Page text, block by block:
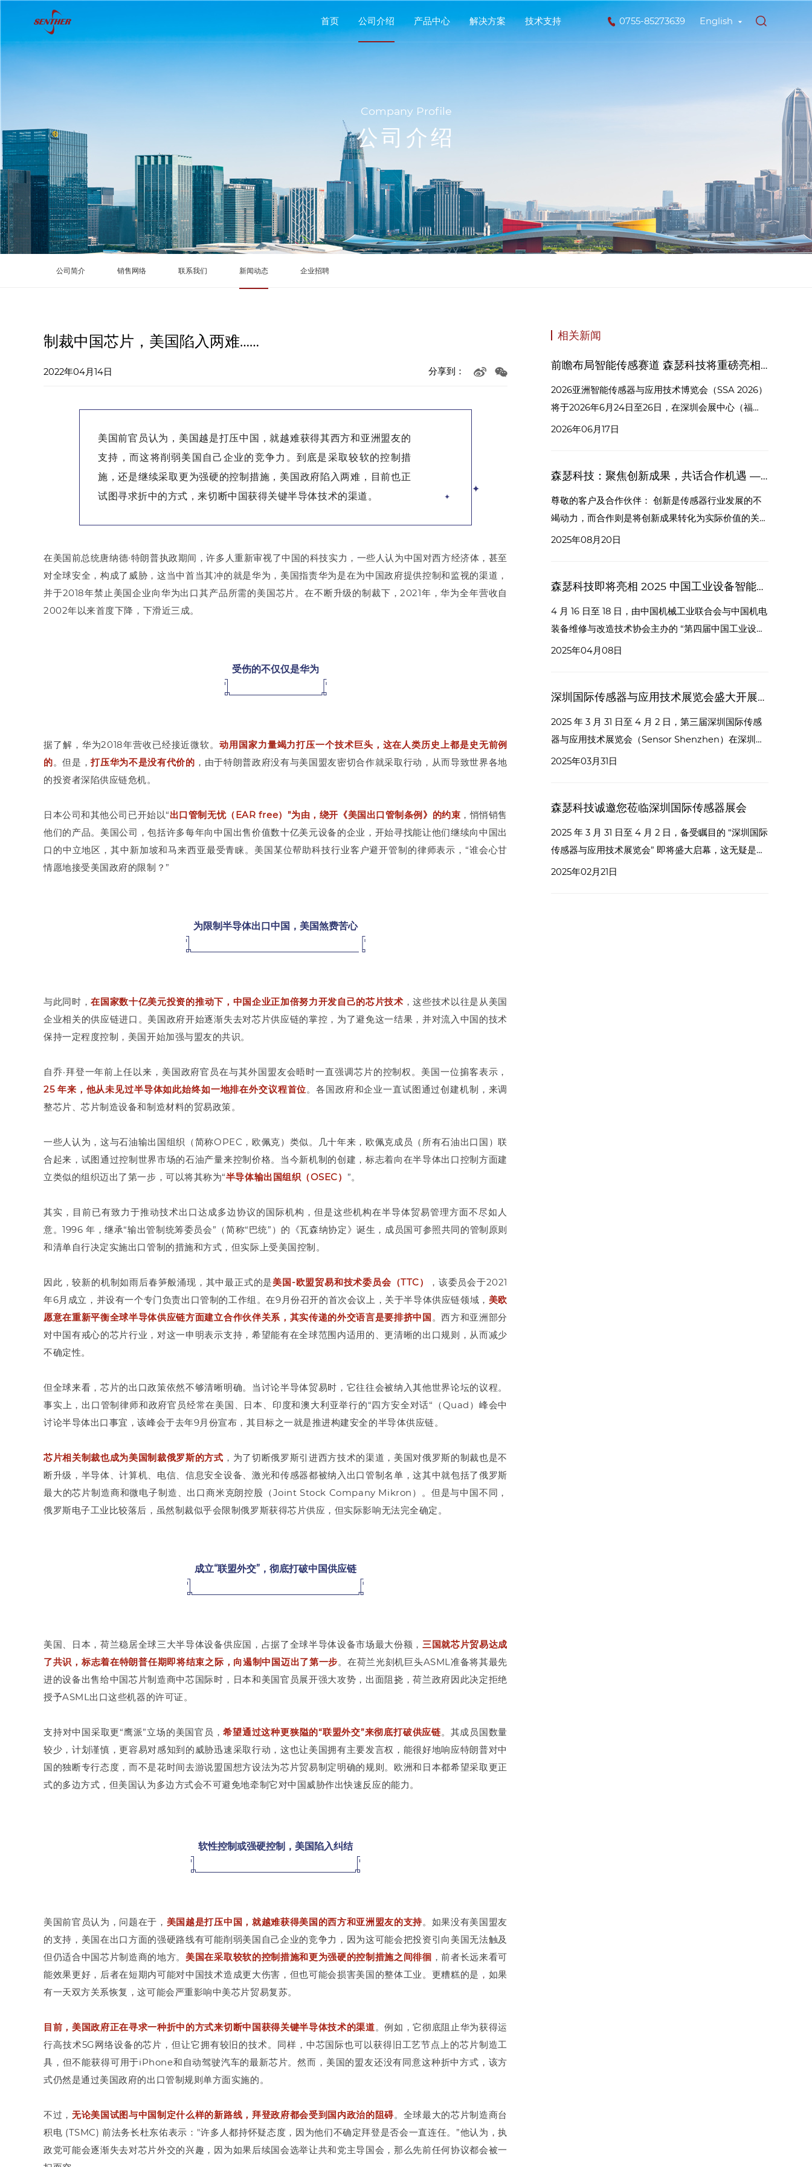
English
0755-85273639
首页 公司介绍 产品中心 解决方案 技术支持
Company Profile
公司介绍
公司简介 销售网络 联系我们 新闻动态 企业招聘
制裁中国芯片，美国陷入两难……
2022年04月14日 分享到：
美国前官员认为，美国越是打压中国，就越难获得其西方和亚洲盟友的
支持，而这将削弱美国自己企业的竞争力。到底是采取较软的控制措
施，还是继续采取更为强硬的控制措施，美国政府陷入两难，目前也正
试图寻求折中的方式，来切断中国获得关键半导体技术的渠道。
✦
✦
在美国前总统唐纳德∙特朗普执政期间，许多人重新审视了中国的科技实力，一些人认为中国对西方经济体，甚至
对全球安全，构成了威胁，这当中首当其冲的就是华为，美国指责华为是在为中国政府提供控制和监视的渠道，
并于2018年禁止美国企业向华为出口其产品所需的美国芯片。在不断升级的制裁下，2021年，华为全年营收自
2002年以来首度下降，下滑近三成。
受伤的不仅仅是华为
据了解，华为2018年营收已经接近微软。动用国家力量竭力打压一个技术巨头，这在人类历史上都是史无前例
的。但是，打压华为不是没有代价的 ，由于特朗普政府没有与美国盟友密切合作就采取行动，从而导致世界各地
的投资者深陷供应链危机。
日本公司和其他公司已开始以“出口管制无忧（EAR free）”为由，绕开《美国出口管制条例》的约束 ，悄悄销售
他们的产品。美国公司，包括许多每年向中国出售价值数十亿美元设备的企业，开始寻找能让他们继续向中国出
口的中立地区，其中新加坡和马来西亚最受青睐。美国某位帮助科技行业客户避开管制的律师表示，“谁会心甘
情愿地接受美国政府的限制？”
为限制半导体出口中国，美国煞费苦心
与此同时，在国家数十亿美元投资的推动下，中国企业正加倍努力开发自己的芯片技术 ，这些技术以往是从美国
企业相关的供应链进口。美国政府开始逐渐失去对芯片供应链的掌控，为了避免这一结果，并对流入中国的技术
保持一定程度控制，美国开始加强与盟友的共识。
自乔·拜登一年前上任以来，美国政府官员在与其外国盟友会晤时一直强调芯片的控制权。美国一位掮客表示，
25 年来，他从未见过半导体如此始终如一地排在外交议程首位。各国政府和企业一直试图通过创建机制，来调
整芯片、芯片制造设备和制造材料的贸易政策。
一些人认为，这与石油输出国组织（简称OPEC，欧佩克）类似。几十年来，欧佩克成员（所有石油出口国）联
合起来，试图通过控制世界市场的石油产量来控制价格。当今新机制的创建，标志着向在半导体出口控制方面建
立类似的组织迈出了第一步，可以将其称为“半导体输出国组织（OSEC） ”。
其实，目前已有致力于推动技术出口达成多边协议的国际机构，但是这些机构在半导体贸易管理方面不尽如人
意。1996 年，继承“输出管制统筹委员会”（简称“巴统”）的《瓦森纳协定》诞生，成员国可参照共同的管制原则
和清单自行决定实施出口管制的措施和方式，但实际上受美国控制。
因此，较新的机制如雨后春笋般涌现，其中最正式的是美国-欧盟贸易和技术委员会（TTC）
，该委员会于2021
年6月成立，并设有一个专门负责出口管制的工作组。在9月份召开的首次会议上，关于半导体供应链领域， 美欧
愿意在重新平衡全球半导体供应链方面建立合作伙伴关系，其实传递的外交语言是要排挤中国 。西方和亚洲部分
对中国有戒心的芯片行业，对这一申明表示支持，希望能有在全球范围内适用的、更清晰的出口规则，从而减少
不确定性。
但全球来看，芯片的出口政策依然不够清晰明确。当讨论半导体贸易时，它往往会被纳入其他世界论坛的议程。
事实上，出口管制律师和政府官员经常在美国、日本、印度和澳大利亚举行的“四方安全对话“（Quad）峰会中
讨论半导体出口事宜，该峰会于去年9月份宣布，其目标之一就是推进构建安全的半导体供应链。
芯片相关制裁也成为美国制裁俄罗斯的方式 ，为了切断俄罗斯引进西方技术的渠道，美国对俄罗斯的制裁也是不
断升级，半导体、计算机、电信、信息安全设备、激光和传感器都被纳入出口管制名单，这其中就包括了俄罗斯
最大的芯片制造商和微电子制造、出口商米克朗控股（Joint Stock Company Mikron）。但是与中国不同，
俄罗斯电子工业比较落后，虽然制裁似乎会限制俄罗斯获得芯片供应，但实际影响无法完全确定。
成立“联盟外交”，彻底打破中国供应链
美国、日本，荷兰稳居全球三大半导体设备供应国，占据了全球半导体设备市场最大份额， 三国就芯片贸易达成
了共识，标志着在特朗普任期即将结束之际，向遏制中国迈出了第一步。在荷兰光刻机巨头ASML准备将其最先
进的设备出售给中国芯片制造商中芯国际时，日本和美国官员展开强大攻势，出面阻挠，荷兰政府因此决定拒绝
授予ASML出口这些机器的许可证。
支持对中国采取更“鹰派”立场的美国官员，希望通过这种更狭隘的“联盟外交”来彻底打破供应链。其成员国数量
较少，计划谨慎，更容易对感知到的威胁迅速采取行动，这也让美国拥有主要发言权，能很好地响应特朗普对中
国的独断专行态度，而不是花时间去游说盟国想方设法为芯片贸易制定明确的规则。欧洲和日本都希望采取更正
式的多边方式，但美国认为多边方式会不可避免地牵制它对中国威胁作出快速反应的能力。
软性控制或强硬控制，美国陷入纠结
美国前官员认为，问题在于， 美国越是打压中国，就越难获得美国的西方和亚洲盟友的支持。如果没有美国盟友
的支持，美国在出口方面的强硬路线有可能削弱美国自己企业的竞争力，因为这可能会把投资引向美国无法触及
但仍适合中国芯片制造商的地方。美国在采取较软的控制措施和更为强硬的控制措施之间徘徊 ，前者长远来看可
能效果更好，后者在短期内可能对中国技术造成更大伤害，但也可能会损害美国的整体工业。更糟糕的是，如果
有一天双方关系恢复，这可能会严重影响中美芯片贸易复苏。
目前，美国政府正在寻求一种折中的方式来切断中国获得关键半导体技术的渠道。例如，它彻底阻止华为获得运
行高技术5G网络设备的芯片，但让它拥有较旧的技术。同样，中芯国际也可以获得旧工艺节点上的芯片制造工
具，但不能获得可用于iPhone和自动驾驶汽车的最新芯片。然而，美国的盟友还没有同意这种折中方式，该方
式仍然是通过美国政府的出口管制规则单方面实施的。
不过，无论美国试图与中国制定什么样的新路线，拜登政府都会受到国内政治的阻碍。全球最大的芯片制造商台
积电 (TSMC) 前法务长杜东佑表示："许多人都持怀疑态度，因为他们不确定拜登是否会一直连任。”他认为，执
政党可能会逐渐失去对芯片外交的兴趣，因为如果后续国会选举让共和党主导国会，那么先前任何协议都会被一
相关新闻
前瞻布局智能传感赛道 森瑟科技将重磅亮相2026亚洲智能传感器与应用技术博览会
2026亚洲智能传感器与应用技术博览会（SSA 2026）
将于2026年6月24日至26日，在深圳会展中心（福
田）3号馆盛大启幕。作为亚洲智能传感领域极具影响
感前沿技术、创新产品与落地解决方案，为行业搭建技
术交流、商贸对接、资源协同的优质平台，广受智能制
造、新能源汽车、工业互联网等领域高度关注。
2026年06月17日
森瑟科技：聚焦创新成果，共话合作机遇 —— 上海传感器展诚邀您
尊敬的客户及合作伙伴： 创新是传感器行业发展的不
竭动力，而合作则是将创新成果转化为实际价值的关
键。2025 年中国（上海）国际传感器技术与应用展览
我们的 C047 展台，一同见证创新力量，共商合作未
来。
2025年08月20日
森瑟科技即将亮相 2025 中国工业设备智能运维大会暨创新成果展
4 月 16 日至 18 日，由中国机械工业联合会与中国机电
装备维修与改造技术协会主办的 “第四届中国工业设备
智能运维大会暨创新成果展” 将在杭州盛大召开。届
2025年04月08日
深圳国际传感器与应用技术展览会盛大开展，森瑟科技闪耀登场
​2025 年 3 月 31 日至 4 月 2 日，第三届深圳国际传感
器与应用技术展览会（Sensor Shenzhen）在深圳会
展中心（福田）盛大开幕。作为中国感知领域覆盖面最
人士。
2025年03月31日
森瑟科技诚邀您莅临深圳国际传感器展会
2025 年 3 月 31 日至 4 月 2 日，备受瞩目的 “深圳国际
传感器与应用技术展览会” 即将盛大启幕，这无疑是一
场汇聚全球前沿传感科技与创新应用的行业盛会。
2025年02月21日